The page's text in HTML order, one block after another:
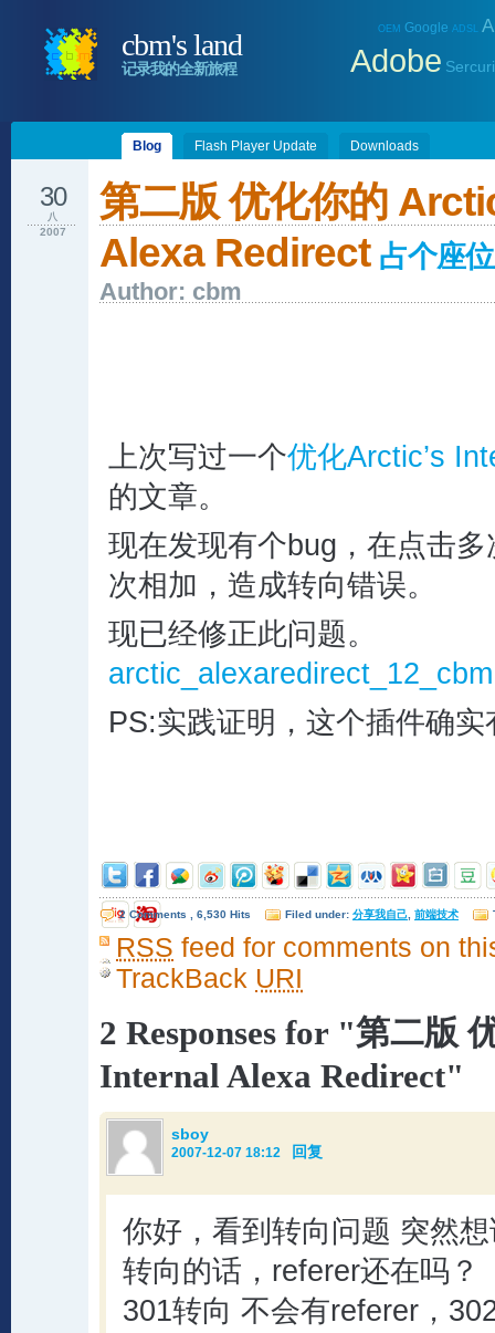
OEM Google ADSL
Adobe
cbm's land
记录我的全新旅程
Blog Flash Player Update Downloads
第二版 优化你的
Alexa Redirect 占个座
Author: cbm
30
八
2007
上次写过一个优化Arctic’s
的文章。
现在发现有个bug，在点击
次相加，造成转向错误。
现已经修正此问题。
PS:实践证明，这个插件确实
2 Comments , 6,530 Hits Filed under: 分享我自己 前端技术
RSS feed for comments on
TrackBack URI
2 Responses for "第二版
Internal Alexa Redirect"
sboy
2007-12-07 18:12 回复
你好，看到转向问题 突然
转向的话，referer还在吗？
301转向 不会有referer，